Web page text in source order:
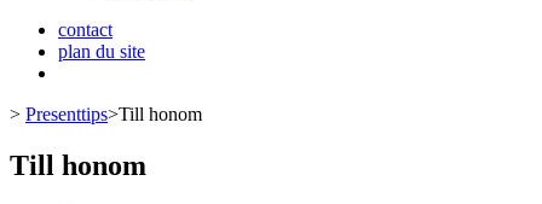
contact
plan du site
> Presenttips>Till honom
Till honom